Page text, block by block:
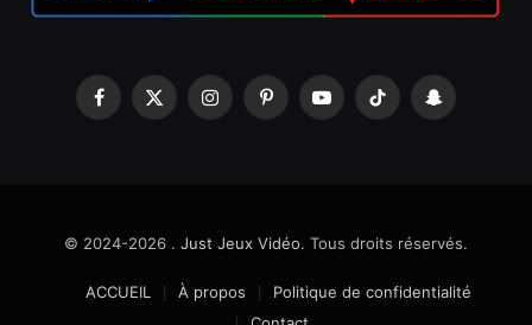
Facebook
X
InstagramPinterestYouTubeTikTok Snapchat
© 2024-2026 . Just Jeux Vidéo. Tous droits réservés.
ACCUEIL À propos
Politique de confidentialité